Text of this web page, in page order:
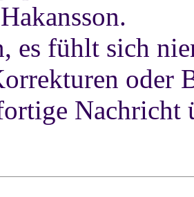
es fühlt sich
oder
Nachricht